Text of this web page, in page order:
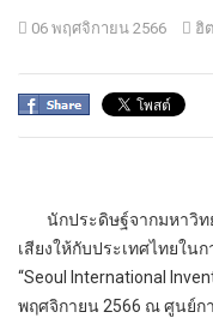
06 พฤศจิกายน 2566 ฮิ
นักประดิษฐ์จากมหาวิทย
เสียงให้กับประเทศไทยใน
“Seoul International
พฤศจิกายน 2566 ณ ศูนย์ก